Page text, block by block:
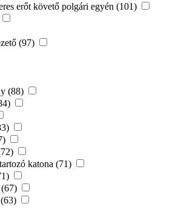
erőt követő polgári egyén (101)
(97)
(88)
katona (71)